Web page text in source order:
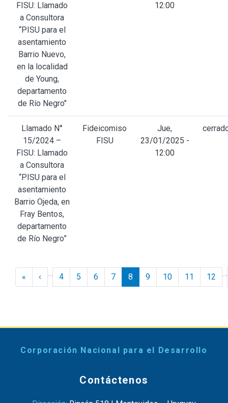
FISU: Llamado
a Consultora
“PISU para el
asentamiento
Barrio Nuevo,
en la localidad
de Young,
departamento
de Río Negro"
12:00
Llamado N°
15/2024 –
FISU: Llamado
a Consultora
“PISU para el
asentamiento
Barrio Ojeda, en
Fray Bentos,
departamento
de Río Negro”
Fideicomiso
FISU
Jue,
23/01/2025 -
12:00
Paginación
« « Inicio
‹ ‹ Anterior
… 4 5 6 7 8 9 10 11 12 …
Corporación Nacional para el Desarrollo
Contáctenos